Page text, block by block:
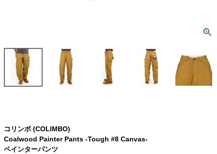
コリンボ (COLIMBO)
Coalwood Painter Pants -Tough #8 Canvas-
ペインターパンツ